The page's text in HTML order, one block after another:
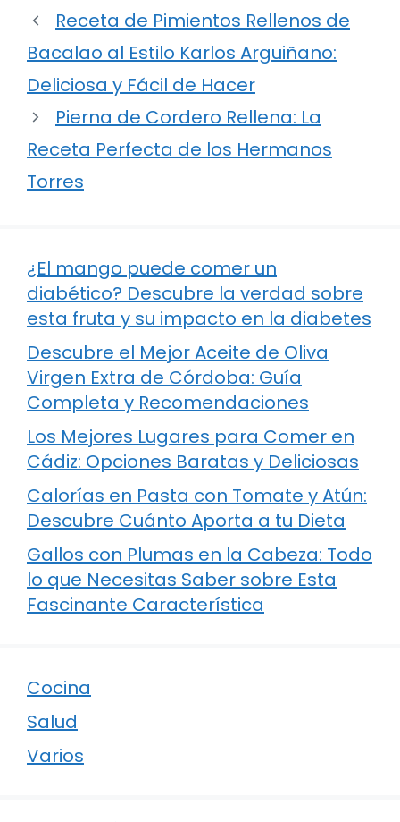
Receta de Pimientos Rellenos de
Bacalao al Estilo Karlos Arguiñano:
Deliciosa y Fácil de Hacer
Pierna de Cordero Rellena: La
Receta Perfecta de los Hermanos
Torres
¿El mango puede comer un
diabético? Descubre la verdad sobre
esta fruta y su impacto en la diabetes
Descubre el Mejor Aceite de Oliva
Virgen Extra de Córdoba: Guía
Completa y Recomendaciones
Los Mejores Lugares para Comer en
Cádiz: Opciones Baratas y Deliciosas
Calorías en Pasta con Tomate y Atún:
Descubre Cuánto Aporta a tu Dieta
Gallos con Plumas en la Cabeza: Todo
lo que Necesitas Saber sobre Esta
Fascinante Característica
Cocina
Salud
Varios